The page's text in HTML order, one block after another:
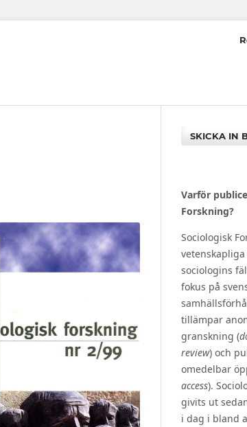
SKICKA IN
Varför
Forskning?
Sociologisk
sociologins
fokus på
tillämpar
granskning (
review) och
omedelbar
access).
givits ut
i dag i bland